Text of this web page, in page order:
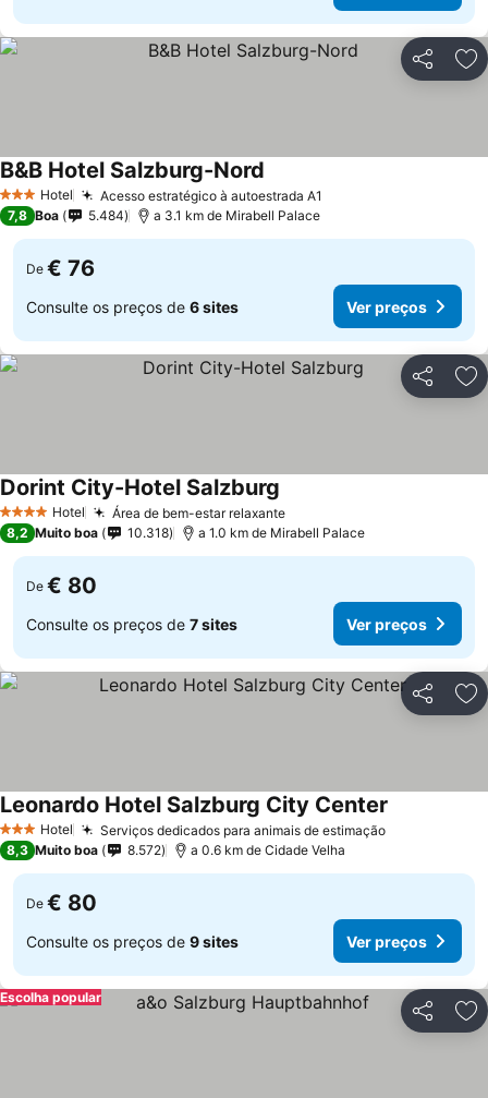
Partilhar
3 EstrelasHotel Acesso estratégico à autoestrada A1
B&B Hotel Salzburg-Nord
7,8 Boa 5.484 a 3.1 km de Mirabell Palace
De € 76
Consulte os preços de 6 sites Ver preços
Partilhar
4 EstrelasHotel Área de bem-estar relaxante
Dorint City-Hotel Salzburg
8,2 Muito boa 10.318 a 1.0 km de Mirabell Palace
De € 80
Consulte os preços de 7 sites Ver preços
Partilhar
3 EstrelasHotel Serviços dedicados para animais de estimação
Leonardo Hotel Salzburg City Center
8,3 Muito boa 8.572 a 0.6 km de Cidade Velha
De € 80
Consulte os preços de 9 sites Ver preços
Partilhar
Escolha popular